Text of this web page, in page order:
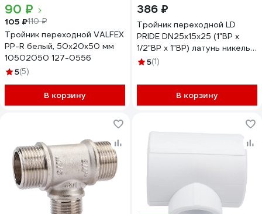
90 ₽
105 ₽110 ₽
Тройник переходной VALFEX
PP-R белый, 50х20х50 мм
10502050 127-0556
5(5)
В корзину
386 ₽
Тройник переходной LD
PRIDE DN25х15х25 (1"ВР х
1/2"ВР х 1"ВР) латунь никель с
биркой LD.67.533.25x15x25
5(1)
В корзину